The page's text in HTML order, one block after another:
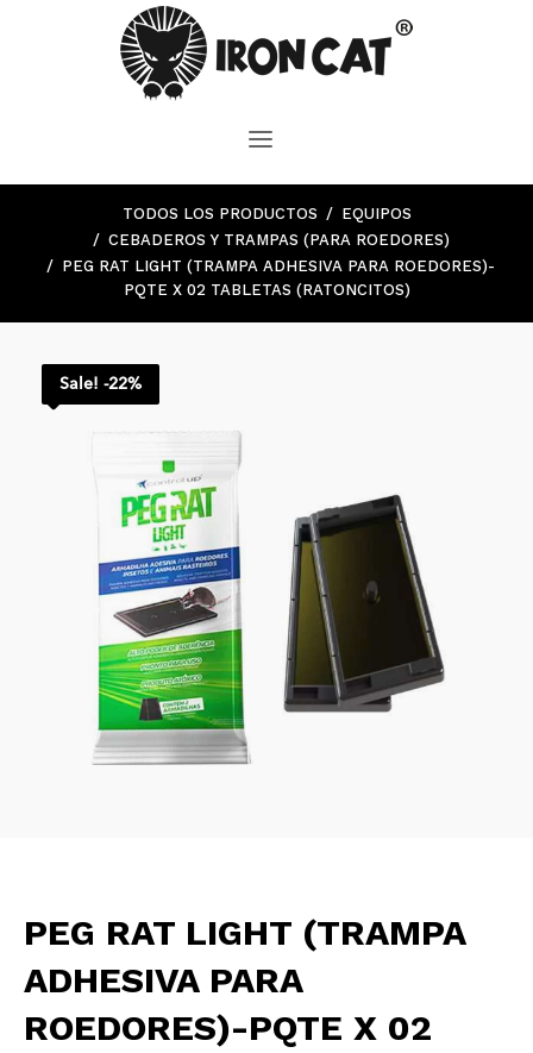
TODOS LOS PRODUCTOS
EQUIPOS
CEBADEROS Y TRAMPAS (PARA ROEDORES)
PEG RAT LIGHT (TRAMPA ADHESIVA PARA ROEDORES)-
PQTE X 02 TABLETAS (RATONCITOS)
Sale! -22%
PEG RAT LIGHT (TRAMPA
ADHESIVA PARA
ROEDORES)-PQTE X 02